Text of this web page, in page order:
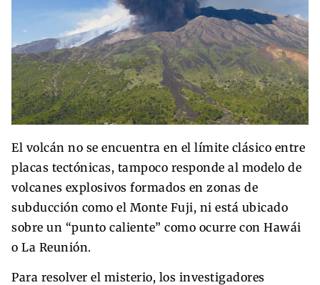
El volcán no se encuentra en el límite clásico entre
placas tectónicas, tampoco responde al modelo de
volcanes explosivos formados en zonas de
subducción como el Monte Fuji, ni está ubicado
sobre un “punto caliente” como ocurre con Hawái
o La Reunión.
Para resolver el misterio, los investigadores